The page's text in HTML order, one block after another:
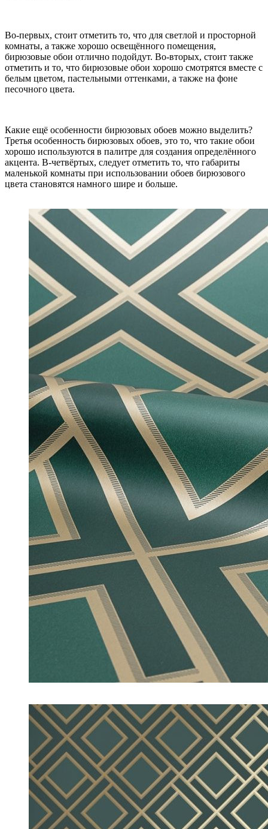
Во-первых, стоит отметить то, что для светлой и просторной
комнаты, а также хорошо освещённого помещения,
бирюзовые обои отлично подойдут. Во-вторых, стоит также
отметить и то, что бирюзовые обои хорошо смотрятся вместе с
белым цветом, пастельными оттенками, а также на фоне
песочного цвета.
Какие ещё особенности бирюзовых обоев можно выделить?
Третья особенность бирюзовых обоев, это то, что такие обои
хорошо используются в палитре для создания определённого
акцента. В-четвёртых, следует отметить то, что габариты
маленькой комнаты при использовании обоев бирюзового
цвета становятся намного шире и больше.